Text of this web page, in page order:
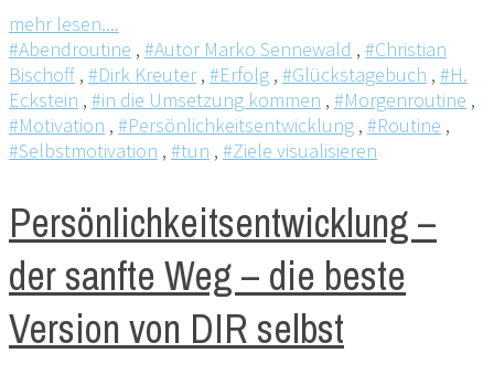
mehr lesen....
#Abendroutine , #Autor Marko Sennewald , #Christian
Bischoff , #Dirk Kreuter, #Erfolg , #Glückstagebuch , #H.
Eckstein , #in die Umsetzung kommen , #Morgenroutine ,
#Motivation , #Persönlichkeitsentwicklung , #Routine ,
#Selbstmotivation , #tun , #Ziele visualisieren
Persönlichkeitsentwicklung –
der sanfte Weg – die beste
Version von DIR selbst